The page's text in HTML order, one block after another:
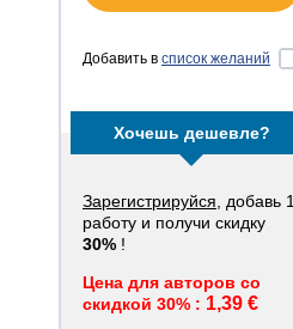
Добавить в список желаний
Хочешь дешевле?
Зарегистрируйся , добавь 1
работу и получи скидку
30% !
Цена для авторов со
скидкой 30% : 1,39 €